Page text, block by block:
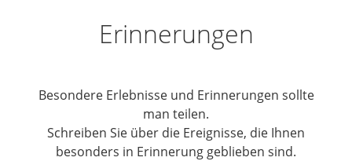
Erinnerungen
Besondere Erlebnisse und Erinnerungen sollte
man teilen.
Schreiben Sie über die Ereignisse, die Ihnen
besonders in Erinnerung geblieben sind.